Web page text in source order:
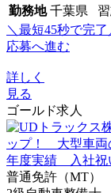
勤務地 千葉県 習
＼最短45秒で完了
応募へ進む
詳しく
見る
ゴールド求人
普通免許（MT）